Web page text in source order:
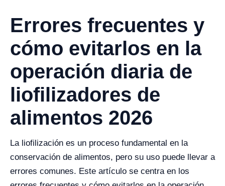
Errores frecuentes y
cómo evitarlos en la
operación diaria de
liofilizadores de
alimentos 2026
La liofilización es un proceso fundamental en la
conservación de alimentos, pero su uso puede llevar a
errores comunes. Este artículo se centra en los